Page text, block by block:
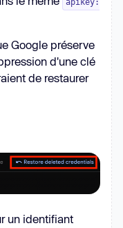
apikey:
Google préserve
d'une clé
de restaurer
un identifiant